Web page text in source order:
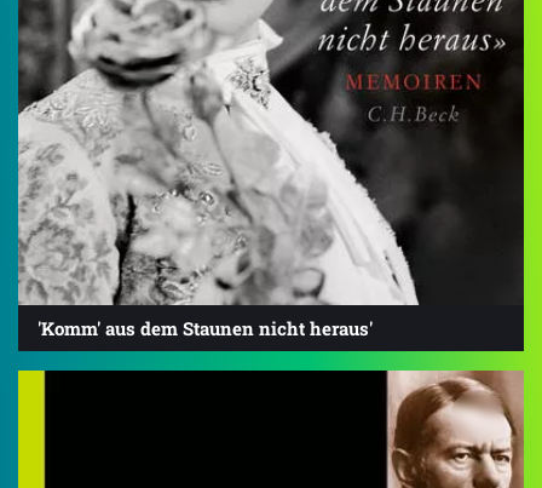
'Komm' aus dem Staunen nicht heraus'